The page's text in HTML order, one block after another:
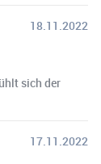
18.11.2022
sich der
17.11.2022